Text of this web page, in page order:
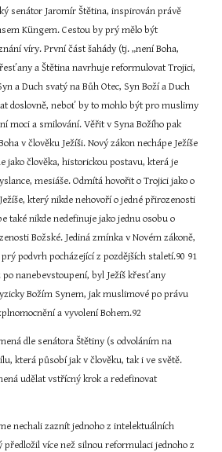
senátor Jaromír Štětina, inspirován právě
Küngem. Cestou by prý mělo být
víry. První část šahády (tj. „není Boha,
a Štětina navrhuje reformulovat Trojici,
a Duch svatý na Bůh Otec, Syn Boží a Duch
doslovně, neboť by to mohlo být pro muslimy
moci a smilování. Věřit v Syna Božího pak
v člověku Ježíši. Nový zákon nechápe Ježíše
jako člověka, historickou postavu, která je
mesiáše. Odmítá hovořit o Trojici jako o
který nikde nehovoří o jedné přirozenosti
také nikde nedefinuje jako jednu osobu o
Božské. Jediná zmínka v Novém zákoně,
podvrh pocházející z pozdějších staletí.90 91
po nanebevstoupení, byl Ježíš křesťany
Božím Synem, jak muslimové po právu
a vyvolení Bohem.92
dle senátora Štětiny (s odvoláním na
která působí jak v člověku, tak i ve světě.
udělat vstřícný krok a redefinovat
nechali zaznít jednoho z intelektuálních
předložil více než silnou reformulaci jednoho z